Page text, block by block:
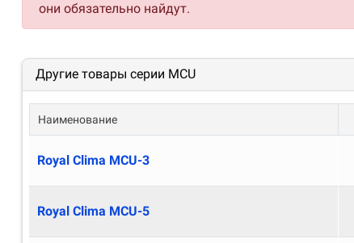
они обязательно найдут.
Другие товары серии MCU
Наименование
Royal Clima MCU-3
Royal Clima MCU-5